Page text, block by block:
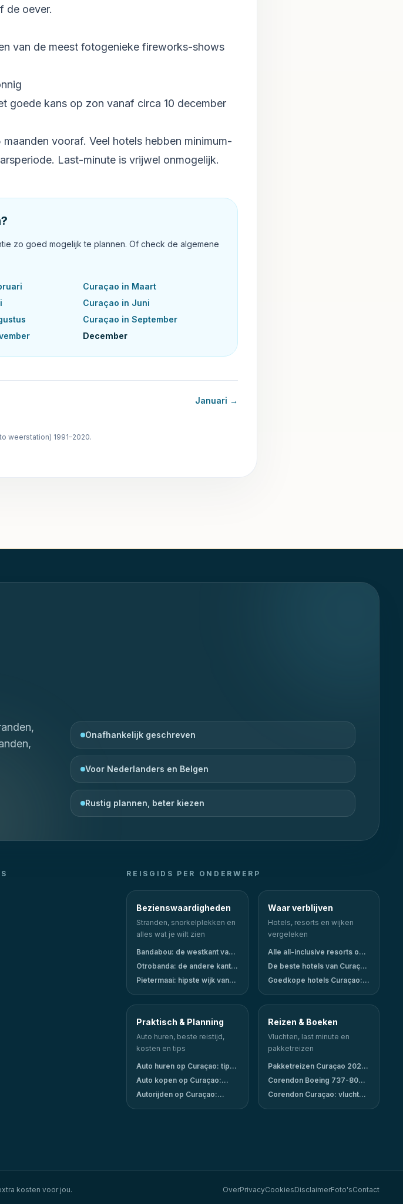
de oever.
van de meest fotogenieke fireworks-shows
goede kans op zon vanaf circa 10 december
vooraf. Veel hotels hebben minimum-
Last-minute is vrijwel onmogelijk.
zo goed mogelijk te plannen. Of check de algemene
Curaçao in Maart
Curaçao in Juni
Curaçao inSeptember
December
Januari →
weerstation) 1991–2020.
Onafhankelijk geschreven
Voor Nederlanders en Belgen
Rustig plannen, beter kiezen
REISGIDS PER ONDERWERP
Bezienswaardigheden
Stranden, snorkelplekken en
alles wat je wilt zien
Bandabou: de westkant van
Curaçao
Otrobanda: de andere kant
van Willemstad
Pietermaai: hipste wijk van
Waar verblijven
Hotels, resorts en wijken
vergeleken
Alle all-inclusive resorts op
Curaçao vergeleken (2026)
De beste hotels van Curaçao
in 2026 (eerlijk vergeleken)
Goedkope hotels Curaçao:
Praktisch & Planning
Auto huren, beste reistijd,
kosten en tips
Auto huren op Curaçao: tips,
kosten en de beste
aanbieders (2026)
Auto kopen op Curaçao:
gids voor expats en lange-
termijn
Autorijden op Curaçao:
Reizen & Boeken
Vluchten, last minute en
pakketreizen
Pakketreizen Curaçao 2026:
voordelen, nadelen en
aanbieders
Corendon Boeing 737-800
stoelindeling
Corendon Curaçao: vluchten
kosten voor jou. OverPrivacyCookiesDisclaimerFoto'sContact